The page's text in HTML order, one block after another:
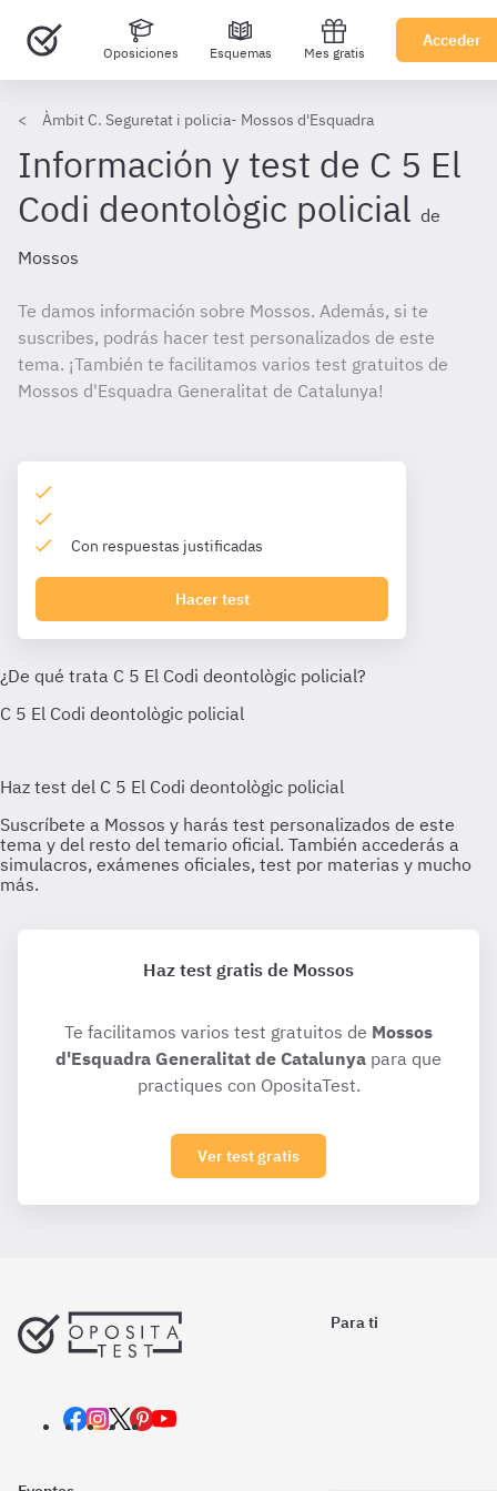
Oposiciones Esquemas Mes gratis
Acceder
Àmbit C. Seguretat i policia- Mossos d'Esquadra
Información y test de C 5 El
Codi deontològic policial de
Mossos
Te damos información sobre Mossos. Además, si te
suscribes, podrás hacer test personalizados de este
tema. ¡También te facilitamos varios test gratuitos de
Mossos d'Esquadra Generalitat de Catalunya!
Con respuestas justificadas
Hacer test
Haz test gratis de Mossos
Te facilitamos varios test gratuitos de Mossos
d'Esquadra Generalitat de Catalunya para que
practiques con OpositaTest.
Ver test gratis
Para ti